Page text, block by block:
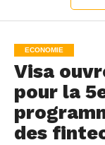
ECONOMIE
Visa
pour la
des